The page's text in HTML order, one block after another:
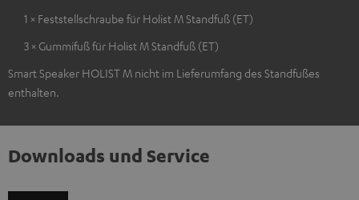
1 × Feststellschraube für Holist M Standfuß (ET)
3 × Gummifuß für Holist M Standfuß (ET)
Smart Speaker HOLIST M nicht im Lieferumfang des Standfußes
enthalten.
Downloads und Service